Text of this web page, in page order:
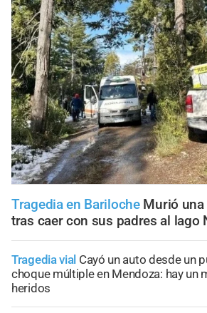
Tragedia en Bariloche Murió una
tras caer con sus padres al lago
Tragedia vial Cayó un auto desde un
choque múltiple en Mendoza: hay un
heridos